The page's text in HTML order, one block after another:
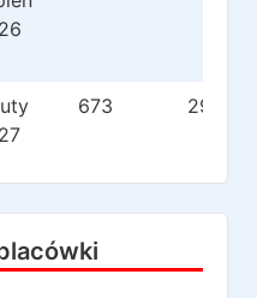
673 293